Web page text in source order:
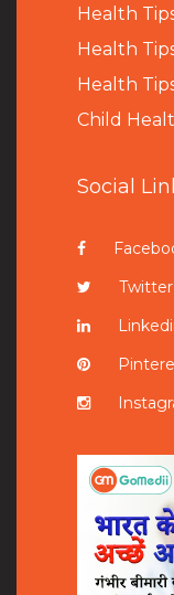
Health
Health
Health
Child
Social
Twitter